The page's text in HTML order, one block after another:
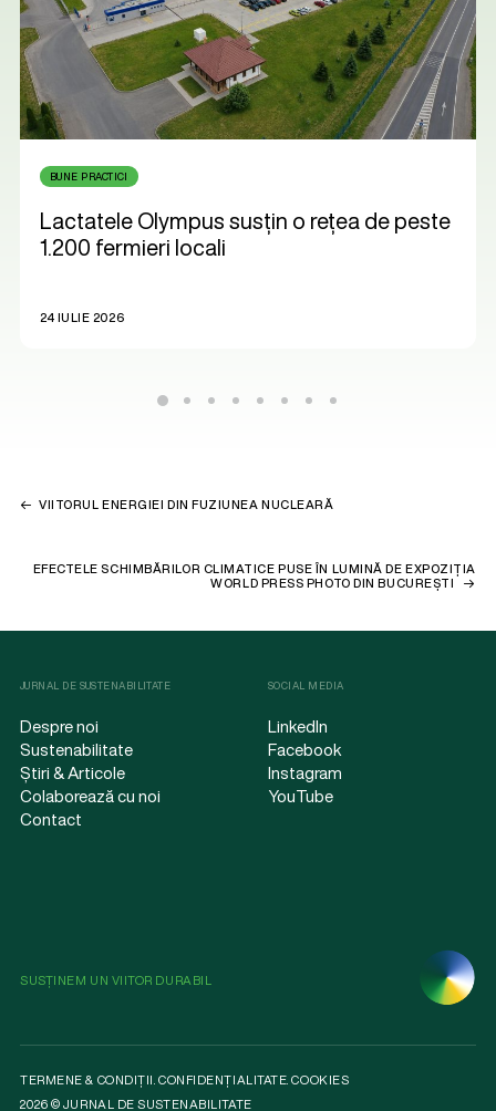
BUNE PRACTICI
Lactatele Olympus susțin o rețea de peste
1.200 fermieri locali
24 IULIE 2026
VIITORUL ENERGIEI DIN FUZIUNEA NUCLEARĂ
EFECTELE SCHIMBĂRILOR CLIMATICE PUSE ÎN LUMINĂ DE EXPOZIȚIA
WORLD PRESS PHOTO DIN BUCUREȘTI
JURNAL DE SUSTENABILITATE
Despre noi
Sustenabilitate
Știri & Articole
Colaborează cu noi
Contact
SOCIAL MEDIA
LinkedIn
Facebook
Instagram
YouTube
SUSȚINEM UN VIITOR DURABIL
TERMENE & CONDIȚII.CONFIDENȚIALITATE.COOKIES
2026 © JURNAL DE SUSTENABILITATE